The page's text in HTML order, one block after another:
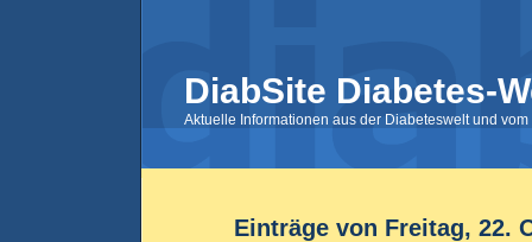
DiabSite Diabetes-
Aktuelle Informationen aus der Diabeteswelt und
Einträge von Freitag, 22.